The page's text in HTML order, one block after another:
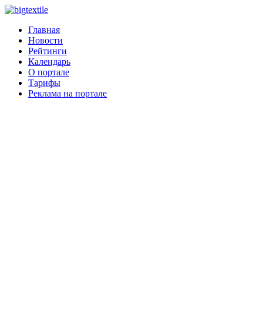
Главная
Новости
Рейтинги
Календарь
О портале
Тарифы
Реклама на портале